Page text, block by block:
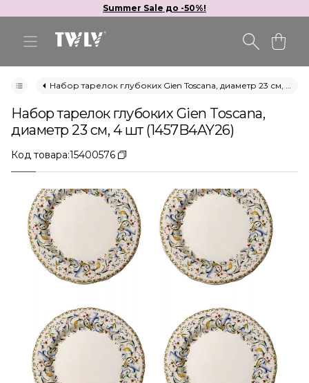
Summer Sale до -50%!
Набор тарелок глубоких Gien Toscana, диаметр 23 см, 4 шт (1457B4AY26)
Набор тарелок глубоких Gien Toscana,
диаметр 23 см, 4 шт (1457B4AY26)
Код товара:15400576